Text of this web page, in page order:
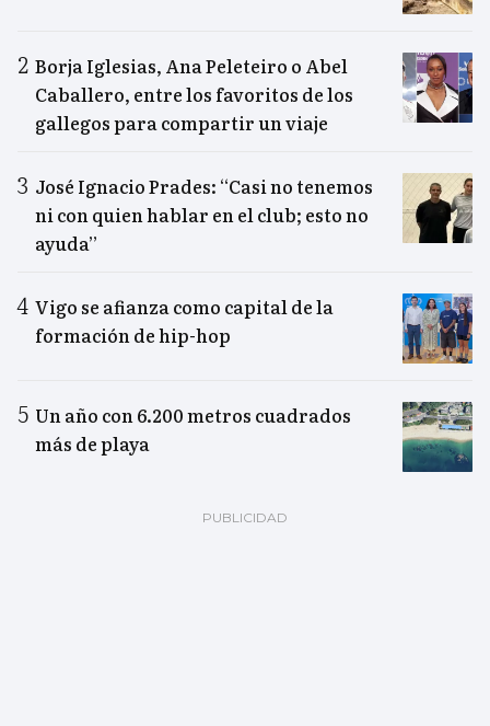
Borja Iglesias, Ana Peleteiro o Abel
Caballero, entre los favoritos de los
gallegos para compartir un viaje
José Ignacio Prades: “Casi no tenemos
ni con quien hablar en el club; esto no
ayuda”
Vigo se afianza como capital de la
formación de hip-hop
Un año con 6.200 metros cuadrados
más de playa